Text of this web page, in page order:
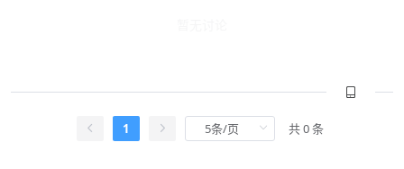
1 共 0 条